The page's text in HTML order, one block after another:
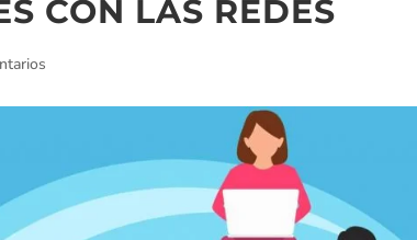
CON LAS REDES